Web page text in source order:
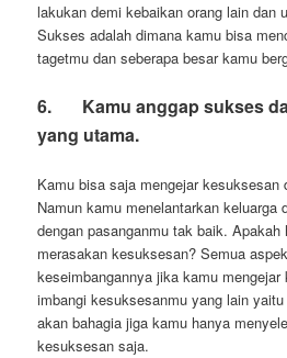
lakukan demi kebaikan orang lain dan
Sukses adalah dimana kamu bisa
tagetmu dan seberapa besar kamu
6. Kamu anggap sukses
yang utama.
Kamu bisa saja mengejar kesuksesan
Namun kamu menelantarkan keluarga
dengan pasanganmu tak baik. Apakah
merasakan kesuksesan? Semua
keseimbangannya jika kamu
imbangi kesuksesanmu yang lain
akan bahagia jiga kamu hanya
kesuksesan saja.